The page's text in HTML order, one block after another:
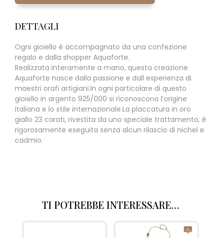
DETTAGLI
Ogni gioiello è accompagnato da una confezione
regalo e dalla shopper Aquaforte.
Realizzata interamente a mano, questa creazione
Aquaforte nasce dalla passione e dall esperienza di
maestri orafi artigiani.In ogni particolare di questo
gioiello in argento 925/000 si riconoscono l’origine
italiana e lo stile internazionale.La placcatura in oro
giallo 23 carati, rivestita da uno speciale trattamento, è
rigorosamente eseguita senza alcun rilascio di nichel e
cadmio.
TI POTREBBE INTERESSARE…